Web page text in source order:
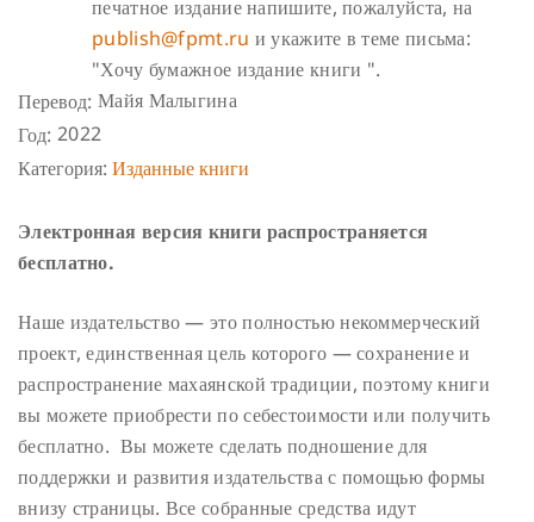
печатное издание напишите, пожалуйста, на
publish@fpmt.ru и укажите в теме письма:
"Хочу бумажное издание книги ".
Перевод: Майя Малыгина
Год: 2022
Категория: Изданные книги
Электронная версия книги распространяется
бесплатно.
Наше издательство — это полностью некоммерческий
проект, единственная цель которого — сохранение и
распространение махаянской традиции, поэтому книги
вы можете приобрести по себестоимости или получить
бесплатно. Вы можете сделать подношение для
поддержки и развития издательства с помощью формы
внизу страницы. Все собранные средства идут